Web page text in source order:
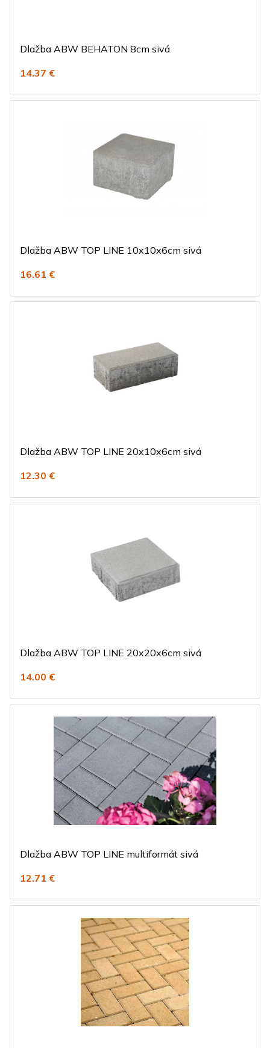
Dlažba ABW BEHATON 8cm sivá
14.37 €
Dlažba ABW TOP LINE 10x10x6cm sivá
16.61 €
Dlažba ABW TOP LINE 20x10x6cm sivá
12.30 €
Dlažba ABW TOP LINE 20x20x6cm sivá
14.00 €
Dlažba ABW TOP LINE multiformát sivá
12.71 €